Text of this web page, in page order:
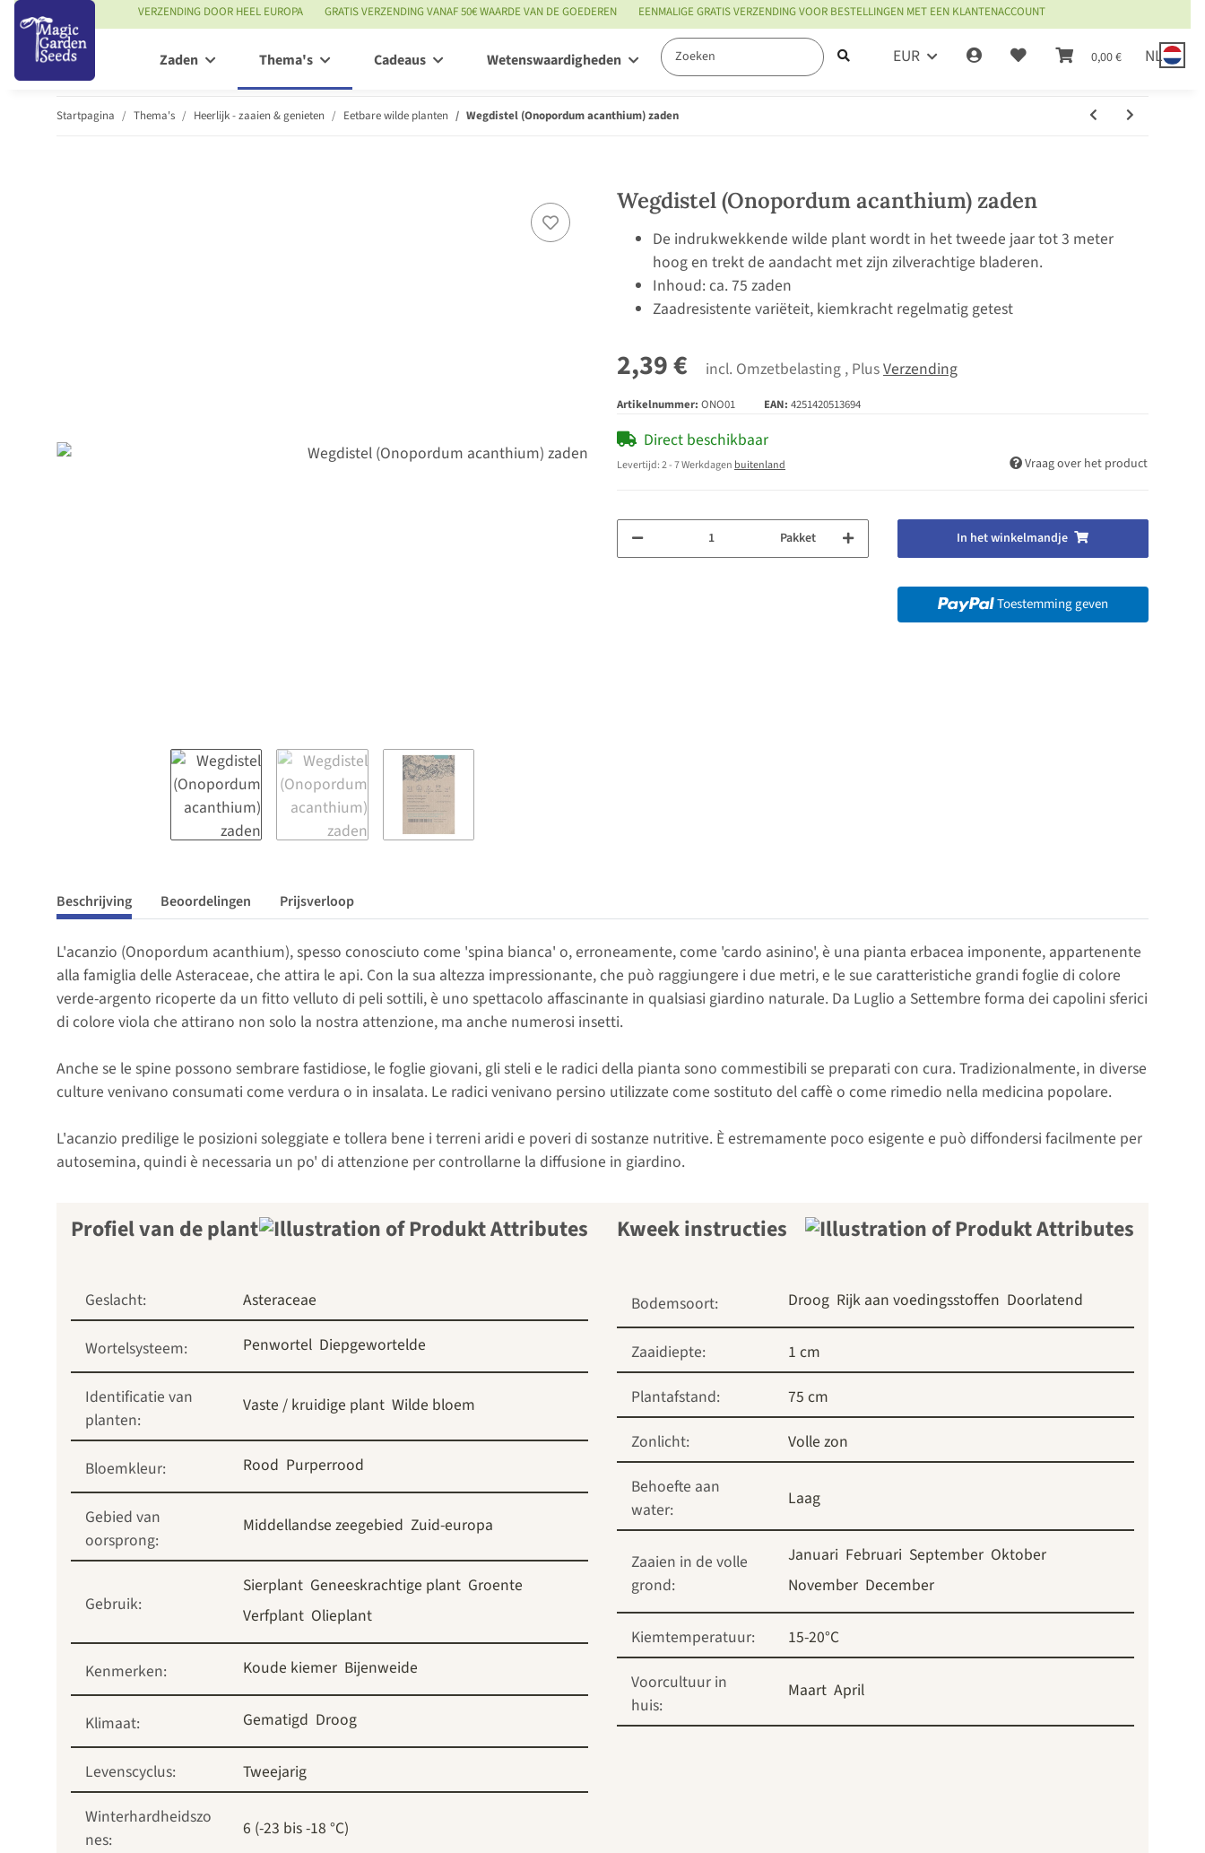
VERZENDING DOOR HEEL EUROPA GRATIS VERZENDING VANAF 50€ WAARDE VAN DE GOEDEREN EENMALIGE GRATIS VERZENDING VOOR BESTELLINGEN MET EEN KLANTENACCOUNT
EUR 0,00 € NL
Zaden Thema's Cadeaus Wetenswaardigheden Service
Startpagina Thema's Heerlijk - zaaien & genieten Eetbare wilde planten Wegdistel (Onopordum acanthium) zaden
Wegdistel (Onopordum acanthium) zaden
De indrukwekkende wilde plant wordt in het tweede jaar tot 3 meter
hoog en trekt de aandacht met zijn zilverachtige bladeren.
Inhoud: ca. 75 zaden
Zaadresistente variëteit, kiemkracht regelmatig getest
2,39 € incl. Omzetbelasting , PlusVerzending
Artikelnummer: ONO01 EAN: 4251420513694
Direct beschikbaar
Levertijd:2 - 7 Werkdagen buitenland Vraag over het product
Pakket In het winkelmandje
Toestemming geven
Beschrijving Beoordelingen Prijsverloop
L'acanzio (Onopordum acanthium), spesso conosciuto come 'spina bianca' o, erroneamente, come 'cardo asinino', è una pianta erbacea imponente, appartenente
alla famiglia delle Asteraceae, che attira le api. Con la sua altezza impressionante, che può raggiungere i due metri, e le sue caratteristiche grandi foglie di colore
verde-argento ricoperte da un fitto velluto di peli sottili, è uno spettacolo affascinante in qualsiasi giardino naturale. Da Luglio a Settembre forma dei capolini sferici
di colore viola che attirano non solo la nostra attenzione, ma anche numerosi insetti.
Anche se le spine possono sembrare fastidiose, le foglie giovani, gli steli e le radici della pianta sono commestibili se preparati con cura. Tradizionalmente, in diverse
culture venivano consumati come verdura o in insalata. Le radici venivano persino utilizzate come sostituto del caffè o come rimedio nella medicina popolare.
L'acanzio predilige le posizioni soleggiate e tollera bene i terreni aridi e poveri di sostanze nutritive. È estremamente poco esigente e può diffondersi facilmente per
autosemina, quindi è necessaria un po' di attenzione per controllarne la diffusione in giardino.
Profiel van de plant
Geslacht: Asteraceae
Wortelsysteem: Penwortel Diepgewortelde
Identificatie van
planten:
Vaste / kruidige plant Wilde bloem
Bloemkleur: Rood Purperrood
Gebied van
oorsprong:
Middellandse zeegebied Zuid-europa
Gebruik:
Sierplant Geneeskrachtige plant Groente
Verfplant Olieplant
Kenmerken: Koude kiemer Bijenweide
Klimaat: Gematigd Droog
Levenscyclus:
Tweejarig
Winterhardheidszo
nes:
6 (-23 bis -18 °C)
Kweek instructies
Bodemsoort: Droog Rijk aan voedingsstoffen Doorlatend
Zaaidiepte:
1 cm
Plantafstand:
75 cm
Zonlicht:
Volle zon
Behoefte aan
water:
Laag
Zaaien in de volle
grond:
Januari Februari September Oktober
November December
Kiemtemperatuur:
15-20°C
Voorcultuur in
huis:
Maart April